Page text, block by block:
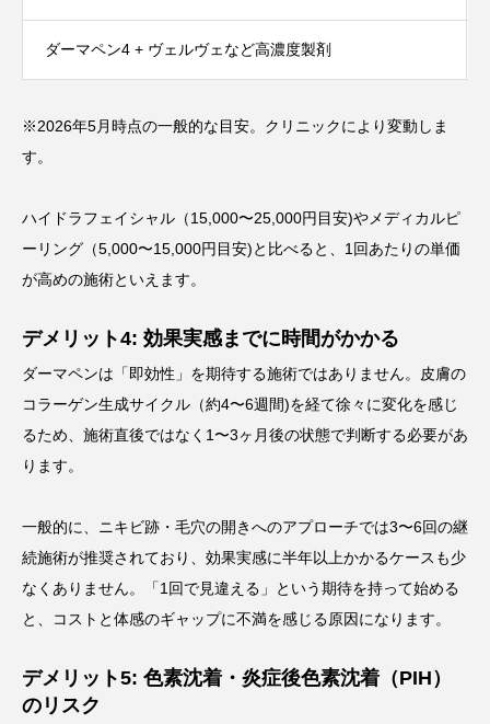
ダーマペン4 + ヴェルヴェなど高濃度製剤
※2026年5月時点の一般的な目安。クリニックにより変動しま
す。
ハイドラフェイシャル（15,000〜25,000円目安)やメディカルピ
ーリング（5,000〜15,000円目安)と比べると、1回あたりの単価
が高めの施術といえます。
デメリット4: 効果実感までに時間がかかる
ダーマペンは「即効性」を期待する施術ではありません。皮膚の
コラーゲン生成サイクル（約4〜6週間)を経て徐々に変化を感じ
るため、施術直後ではなく1〜3ヶ月後の状態で判断する必要があ
ります。
一般的に、ニキビ跡・毛穴の開きへのアプローチでは3〜6回の継
続施術が推奨されており、効果実感に半年以上かかるケースも少
なくありません。「1回で見違える」という期待を持って始める
と、コストと体感のギャップに不満を感じる原因になります。
デメリット5: 色素沈着・炎症後色素沈着（PIH）
のリスク